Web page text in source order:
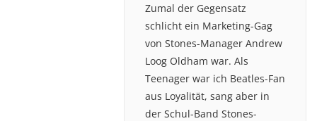
Zumal der Gegensatz
schlicht ein Marketing-Gag
von Stones-Manager Andrew
Loog Oldham war. Als
Teenager war ich Beatles-Fan
aus Loyalität, sang aber in
der Schul-Band Stones-